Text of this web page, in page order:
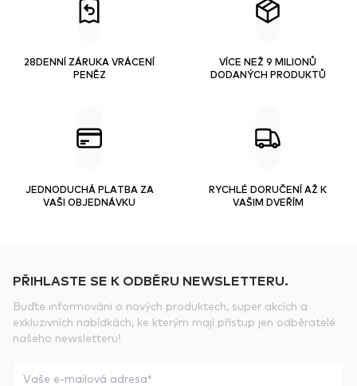
28DENNÍ ZÁRUKA VRÁCENÍ
PENĚZ
VÍCE NEŽ 9 MILIONŮ
DODANÝCH PRODUKTŮ
JEDNODUCHÁ PLATBA ZA
VAŠI OBJEDNÁVKU
RYCHLÉ DORUČENÍ AŽ K
VAŠIM DVEŘÍM
PŘIHLASTE SE K ODBĚRU NEWSLETTERU.
Buďte informováni o nových produktech, super akcích a
exkluzivních nabídkách, ke kterým mají přístup jen odběratelé
našeho newsletteru!